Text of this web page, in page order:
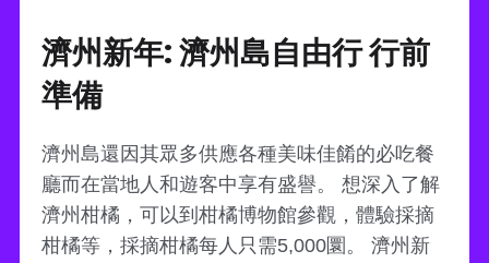
濟州新年: 濟州島自由行 行前
準備
濟州島還因其眾多供應各種美味佳餚的必吃餐
廳而在當地人和遊客中享有盛譽。 想深入了解
濟州柑橘，可以到柑橘博物館參觀，體驗採摘
柑橘等，採摘柑橘每人只需5,000圜。 濟州新